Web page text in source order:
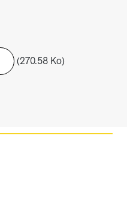
(270.58 Ko)